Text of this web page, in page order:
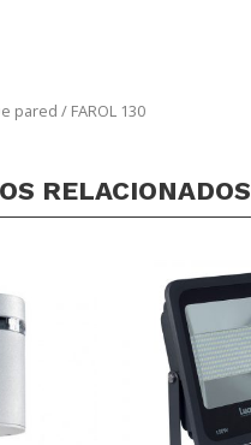
pared / FAROL 130
RELACIONADOS